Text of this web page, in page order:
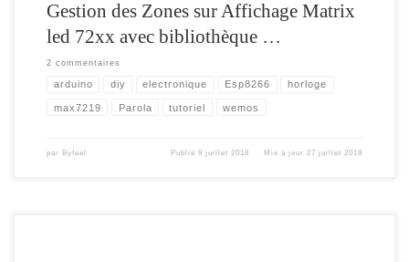
Gestion des Zones sur Affichage Matrix
led 72xx avec bibliothèque …
2 commentaires
arduino diy electronique Esp8266 horloge
max7219 Parola tutoriel wemos
par Byfeel Publié9 juillet 2018 Mis à jour27 juillet 2018